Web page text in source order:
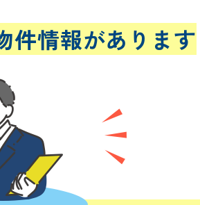
件情報があります